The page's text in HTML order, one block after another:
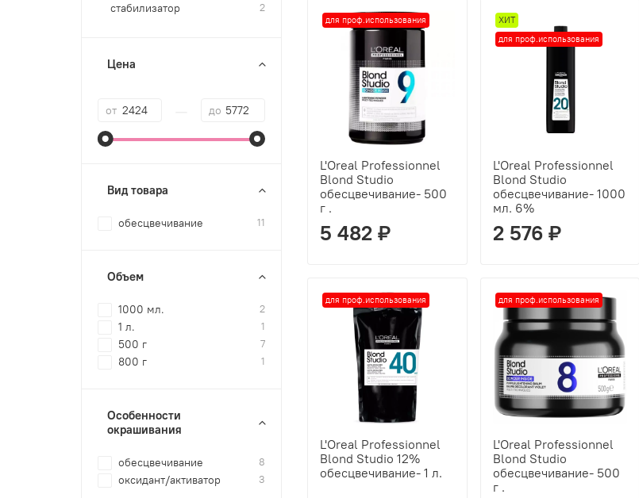
для проф.использования
L'Oreal Professionnel
Blond Studio
обесцвечивание- 500
г .
5 482 ₽
ХИТ
для проф.использования
L'Oreal Professionnel
Blond Studio
обесцвечивание- 1000
мл. 6%
2 576 ₽
для проф.использования
L'Oreal Professionnel
Blond Studio 12%
обесцвечивание- 1 л.
для проф.использования
L'Oreal Professionnel
Blond Studio
обесцвечивание- 500
г .
стабилизатор 2
Цена
от до
Вид товара
обесцвечивание 11
Объем
1000 мл. 2
1 л. 1
500 г 7
800 г 1
Особенности
окрашивания
обесцвечивание 8
оксидант/активатор 3